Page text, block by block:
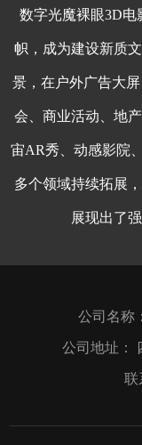
数字光魔裸眼3D电
帜，成为建设新质
景，在户外广告大
会、商业活动、地
宙AR秀、动感影院
多个领域持续拓展
展现出了
公司名称
公司地址：
联